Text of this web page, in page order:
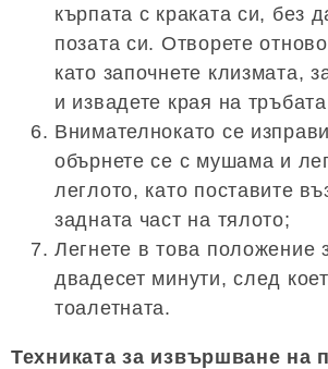
кърпата с краката си, без
позата си. Отворете
като започнете клизмата,
и извадете края на
Внимателнокато се
обърнете се с мушама и
леглото, като поставите
задната част на тялото;
Легнете в това положение
двадесет минути, след
тоалетната.
Техниката за извършване на